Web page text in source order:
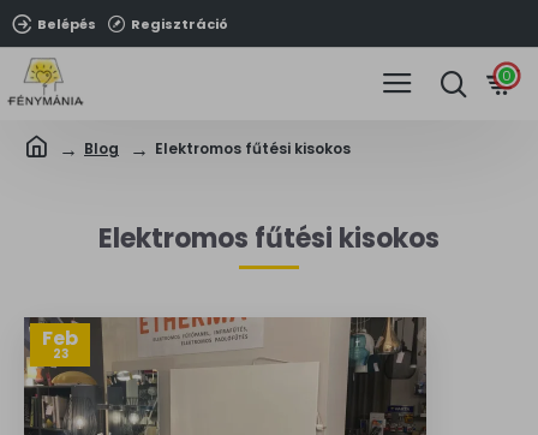
Belépés Regisztráció
0
Blog Elektromos fűtési kisokos
Elektromos fűtési kisokos
Feb
23